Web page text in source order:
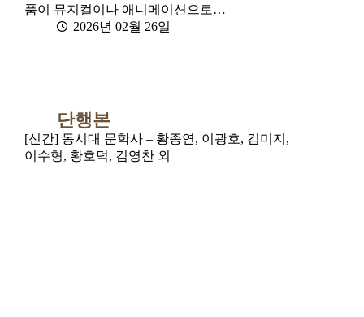
품이 뮤지컬이나 애니메이션으로…
2026년 02월 26일
단행본
[신간] 동시대 문학사 – 황종연, 이광호, 김미지,
이수형, 황호덕, 김영찬 외